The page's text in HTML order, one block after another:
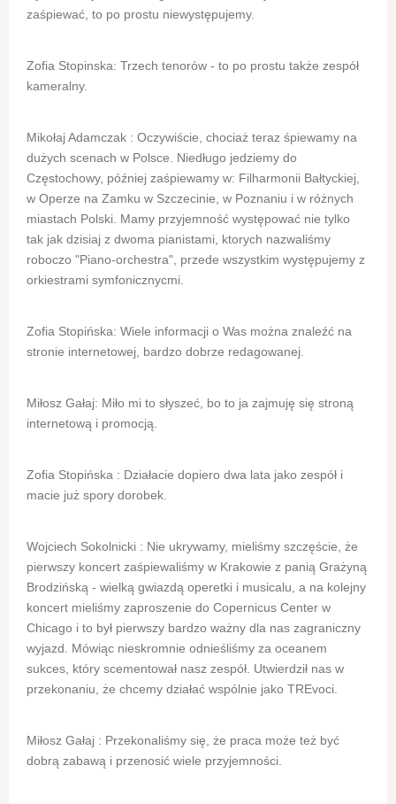
zaśpiewać, to po prostu niewystępujemy.
Zofia Stopinska: Trzech tenorów - to po prostu także zespół
kameralny.
Mikołaj Adamczak : Oczywiście, chociaż teraz śpiewamy na
dużych scenach w Polsce. Niedługo jedziemy do
Częstochowy, później zaśpiewamy w: Filharmonii Bałtyckiej,
w Operze na Zamku w Szczecinie, w Poznaniu i w różnych
miastach Polski. Mamy przyjemność występować nie tylko
tak jak dzisiaj z dwoma pianistami, ktorych nazwaliśmy
roboczo "Piano-orchestra", przede wszystkim występujemy z
orkiestrami symfonicznycmi.
Zofia Stopińska: Wiele informacji o Was można znaleźć na
stronie internetowej, bardzo dobrze redagowanej.
Miłosz Gałaj: Miło mi to słyszeć, bo to ja zajmuję się stroną
internetową i promocją.
Zofia Stopińska : Działacie dopiero dwa lata jako zespół i
macie już spory dorobek.
Wojciech Sokolnicki : Nie ukrywamy, mieliśmy szczęście, że
pierwszy koncert zaśpiewaliśmy w Krakowie z panią Grażyną
Brodzińską - wielką gwiazdą operetki i musicalu, a na kolejny
koncert mieliśmy zaproszenie do Copernicus Center w
Chicago i to był pierwszy bardzo ważny dla nas zagraniczny
wyjazd. Mówiąc nieskromnie odnieśliśmy za oceanem
sukces, który scementował nasz zespół. Utwierdził nas w
przekonaniu, że chcemy działać wspólnie jako TREvoci.
Miłosz Gałaj : Przekonaliśmy się, że praca może też być
dobrą zabawą i przenosić wiele przyjemności.